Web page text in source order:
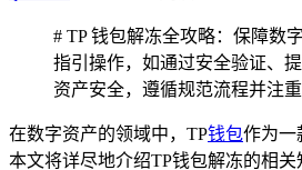
# TP 钱包解冻全攻略：保障数
指引操作，如通过安全验证、
资产安全，遵循规范流程并注
在数字资产的领域中，TP钱包作为一
本文将详尽地介绍TP钱包解冻的相